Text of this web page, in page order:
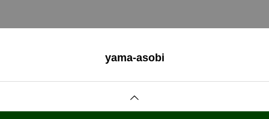
yama-asobi